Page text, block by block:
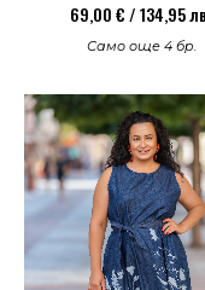
69,00 € / 134,95
Само още 4 бр.